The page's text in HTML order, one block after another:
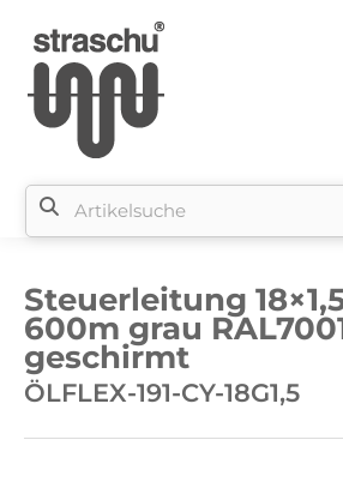
Steuerleitung
600m grau
geschirmt
ÖLFLEX-191-CY-18G1,5